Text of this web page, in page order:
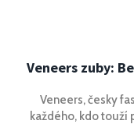
Veneers zuby:
Veneers, česky
každého, kdo touží